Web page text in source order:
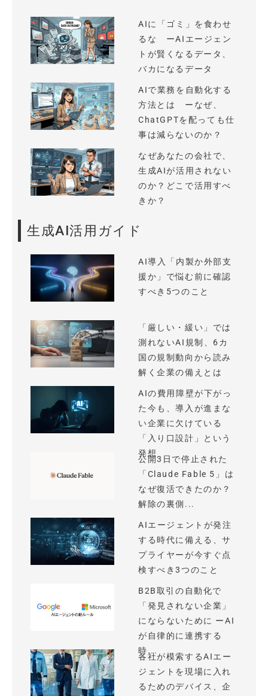
AIに「ゴミ」を食わせ
るな ーAIエージェン
トが賢くなるデータ、
バカになるデータ
AIで業務を自動化する
方法とは ーなぜ、
ChatGPTを配っても仕
事は減らないのか？
なぜあなたの会社で、
生成AIが活用されない
のか？どこで活用すべ
きか？
生成AI活用ガイド
AI導入「内製か外部支
援か」で悩む前に確認
すべき5つのこと
「厳しい・緩い」では
測れないAI規制、6カ
国の規制動向から読み
解く企業の備えとは
AIの費用障壁が下がっ
た今も、導入が進まな
い企業に欠けている
「入り口設計」という
発想
公開3日で停止された
「Claude Fable 5」は
なぜ復活できたのか？
解除の裏側...
AIエージェントが発注
する時代に備える、サ
プライヤーが今すぐ点
検すべき3つのこと
B2B取引の自動化で
「発見されない企業」
にならないために ーAI
が自律的に連携する
時...
各社が模索するAIエー
ジェントを現場に入れ
るためのデバイス、企